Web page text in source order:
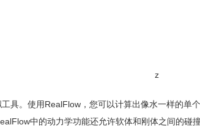
z
具。使用RealFlow，您可以计算出像水一样的单
中的动力学功能还允许软体和刚体之间的碰撞